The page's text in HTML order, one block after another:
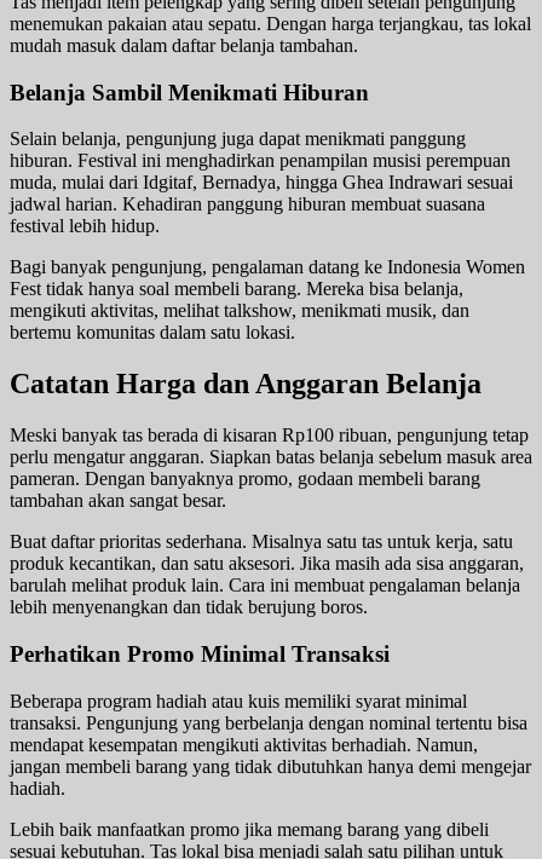
menemukan pakaian atau sepatu. Dengan harga terjangkau, tas lokal
mudah masuk dalam daftar belanja tambahan.
Belanja Sambil Menikmati Hiburan
Selain belanja, pengunjung juga dapat menikmati panggung
hiburan. Festival ini menghadirkan penampilan musisi perempuan
muda, mulai dari Idgitaf, Bernadya, hingga Ghea Indrawari sesuai
jadwal harian. Kehadiran panggung hiburan membuat suasana
festival lebih hidup.
Bagi banyak pengunjung, pengalaman datang ke Indonesia Women
Fest tidak hanya soal membeli barang. Mereka bisa belanja,
mengikuti aktivitas, melihat talkshow, menikmati musik, dan
bertemu komunitas dalam satu lokasi.
Catatan Harga dan Anggaran Belanja
Meski banyak tas berada di kisaran Rp100 ribuan, pengunjung tetap
perlu mengatur anggaran. Siapkan batas belanja sebelum masuk area
pameran. Dengan banyaknya promo, godaan membeli barang
tambahan akan sangat besar.
Buat daftar prioritas sederhana. Misalnya satu tas untuk kerja, satu
produk kecantikan, dan satu aksesori. Jika masih ada sisa anggaran,
barulah melihat produk lain. Cara ini membuat pengalaman belanja
lebih menyenangkan dan tidak berujung boros.
Perhatikan Promo Minimal Transaksi
Beberapa program hadiah atau kuis memiliki syarat minimal
transaksi. Pengunjung yang berbelanja dengan nominal tertentu bisa
mendapat kesempatan mengikuti aktivitas berhadiah. Namun,
jangan membeli barang yang tidak dibutuhkan hanya demi mengejar
hadiah.
Lebih baik manfaatkan promo jika memang barang yang dibeli
sesuai kebutuhan. Tas lokal bisa menjadi salah satu pilihan untuk